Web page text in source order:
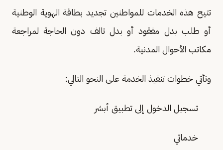
تتيح هذه الخدمات للمواطنين تجديد بطاقة الهوية الوطنية
أو طلب بدل مفقود أو بدل تالف دون الحاجة لمراجعة
مكاتب الأحوال المدنية.
وتأتي خطوات تنفيذ الخدمة على النحو التالي:
تسجيل الدخول إلى تطبيق أبشر
خدماتي